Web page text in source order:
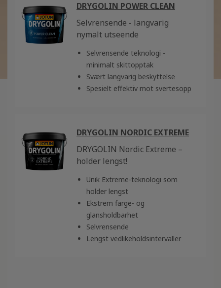
DRYGOLIN POWER CLEAN
Selvrensende - langvarig
nymalt utseende
Selvrensende teknologi -
minimalt skittopptak
Svært langvarig beskyttelse
Spesielt effektiv mot svertesopp
DRYGOLIN NORDIC EXTREME
DRYGOLIN Nordic Extreme –
holder lengst!
Unik Extreme-teknologi som
holder lengst
Ekstrem farge- og
glansholdbarhet
Selvrensende
Lengst vedlikeholdsintervaller